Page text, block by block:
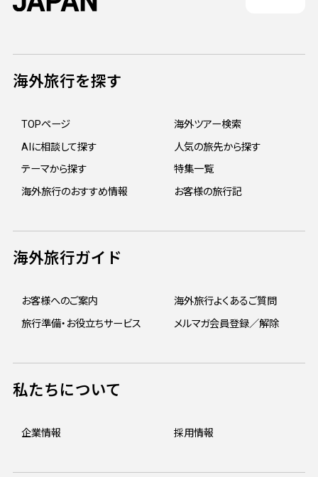
海外旅行を探す
TOPページ
海外ツアー検索
AIに相談して探す
人気の旅先から探す
テーマから探す
特集一覧
海外旅行のおすすめ情報
お客様の旅行記
海外旅行ガイド
お客様へのご案内
海外旅行よくあるご質問
旅行準備・お役立ちサービス
メルマガ会員登録／解除
私たちについて
企業情報 採用情報